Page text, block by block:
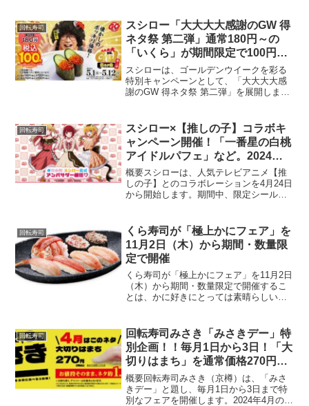
す。販売期間と価格2024年4月24日～29
日本鮪赤身: 1...
回転寿司
スシロー「大大大大感謝のGW 得
ネタ祭 第二弾」通常180円～の
「いくら」が期間限定で100円
に！本日2024年5月1日～期間限
定
スシローは、ゴールデンウイークを彩る
特別キャンペーンとして、「大大大大感
謝のGW 得ネタ祭 第二弾」を展開しま
す。キャンペーン概要このキャンペーン
は、2024年5...
回転寿司
スシロー×【推しの子】コラボキ
ャンペーン開催！「一番星の白桃
アイドルパフェ」など。2024年4
月24日から
概要スシローは、人気テレビアニメ【推
しの子】とのコラボレーションを4月24日
から開始します。期間中、限定シール付
るプロモーションを展開します。すべて
のメニューはなくなり...
回転寿司
くら寿司が「極上かにフェア」を
11月2日（木）から期間・数量限
定で開催
くら寿司が「極上かにフェア」を11月2日
（木）から期間・数量限定で開催するこ
とは、かに好きにとっては素晴らしいニ
ているようです。「極上かにフェア」
は、期間限定の特別...
回転寿司
回転寿司みさき「みさきデー」特
別企画！！毎月1日から3日！「大
切りはまち」を通常価格270円。
2024年4月1日から3日まで
概要回転寿司みさき（京樽）は、「みさ
きデー」と題し、毎月1日から3日まで特
別なフェアを開催します。2024年4月の